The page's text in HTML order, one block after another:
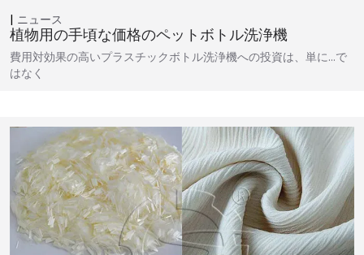
ニュース
植物用の手頃な価格のペットボトル洗浄機
費用対効果の高いプラスチックボトル洗浄機への投資は、単に…で
はなく